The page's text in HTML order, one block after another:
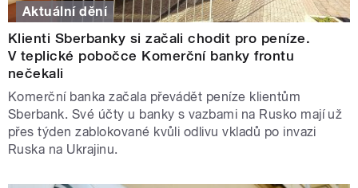
Aktuální dění
Klienti Sberbanky si začali chodit pro peníze.
V teplické pobočce Komerční banky frontu
nečekali
Komerční banka začala převádět peníze klientům
Sberbank. Své účty u banky s vazbami na Rusko mají už
přes týden zablokované kvůli odlivu vkladů po invazi
Ruska na Ukrajinu.